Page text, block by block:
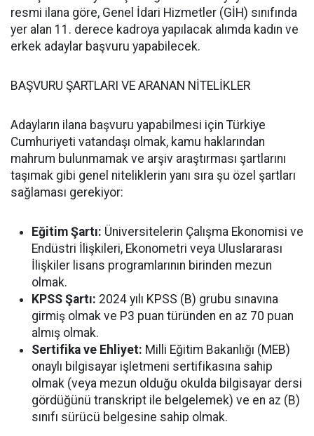
resmi ilana göre, Genel İdari Hizmetler (GİH) sınıfında
yer alan 11. derece kadroya yapılacak alımda kadın ve
erkek adaylar başvuru yapabilecek.
BAŞVURU ŞARTLARI VE ARANAN NİTELİKLER
Adayların ilana başvuru yapabilmesi için Türkiye
Cumhuriyeti vatandaşı olmak, kamu haklarından
mahrum bulunmamak ve arşiv araştırması şartlarını
taşımak gibi genel niteliklerin yanı sıra şu özel şartları
sağlaması gerekiyor:
Eğitim Şartı: Üniversitelerin Çalışma Ekonomisi ve
Endüstri İlişkileri, Ekonometri veya Uluslararası
İlişkiler lisans programlarının birinden mezun
olmak.
KPSS Şartı: 2024 yılı KPSS (B) grubu sınavına
girmiş olmak ve P3 puan türünden en az 70 puan
almış olmak.
Sertifika ve Ehliyet: Milli Eğitim Bakanlığı (MEB)
onaylı bilgisayar işletmeni sertifikasına sahip
olmak (veya mezun olduğu okulda bilgisayar dersi
gördüğünü transkript ile belgelemek) ve en az (B)
sınıfı sürücü belgesine sahip olmak.